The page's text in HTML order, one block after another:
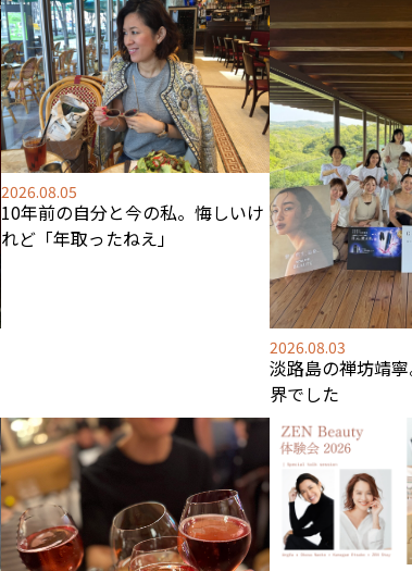
2026.08.05
10年前の自分と今の私。悔しいけ
れど「年取ったねえ」
2026.08.03
淡路島の禅坊靖
界でした